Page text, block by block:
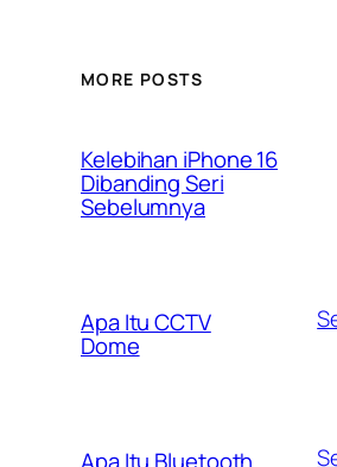
MORE POSTS
Kelebihan iPhone 16
Dibanding Seri
Sebelumnya
Apa Itu CCTV
Dome